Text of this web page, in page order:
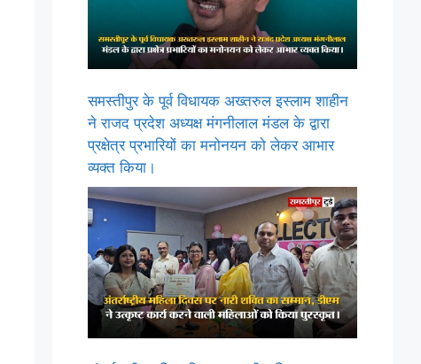
समस्तीपुर के पूर्व विधायक अख्तरुल इस्लाम शाहीन
ने राजद प्रदेश अध्यक्ष मंगनीलाल मंडल के द्वारा
प्रक्षेत्र प्रभारियों का मनोनयन को लेकर आभार
व्यक्त किया।